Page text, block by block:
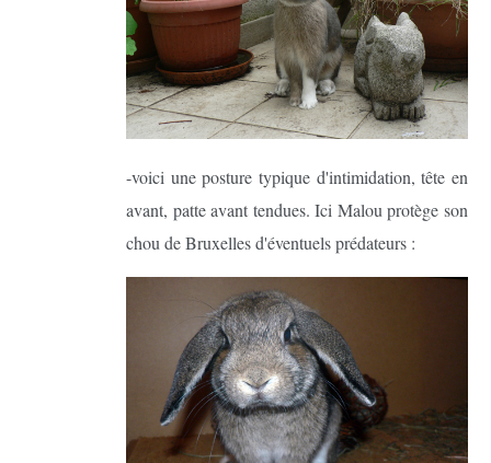
-voici une posture typique d'intimidation, tête en
avant, patte avant tendues. Ici Malou protège son
chou de Bruxelles d'éventuels prédateurs :